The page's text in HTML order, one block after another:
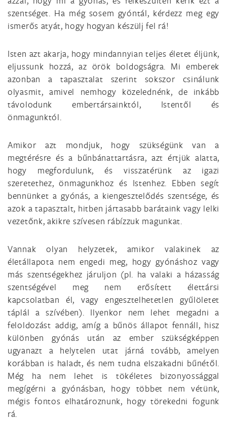
szentséget. Ha még sosem gyóntál, kérdezz meg egy
ismerős atyát, hogy hogyan készülj fel rá!
Isten azt akarja, hogy mindannyian teljes életet éljünk,
eljussunk hozzá, az örök boldogságra. Mi emberek
azonban a tapasztalat szerint sokszor csinálunk
olyasmit, amivel nemhogy közelednénk, de inkább
távolodunk embertársainktól, Istentől és
önmagunktól.
Amikor azt mondjuk, hogy szükségünk van a
megtérésre és a bűnbánattartásra, azt értjük alatta,
hogy megfordulunk, és visszatérünk az igazi
szeretethez, önmagunkhoz és Istenhez. Ebben segít
bennünket a gyónás, a kiengesztelődés szentsége, és
azok a tapasztalt, hitben jártasabb barátaink vagy lelki
vezetőnk, akikre szívesen rábízzuk magunkat.
Vannak olyan helyzetek, amikor valakinek az
életállapota nem engedi meg, hogy gyónáshoz vagy
más szentségekhez járuljon (pl. ha valaki a házasság
szentségével meg nem erősített élettársi
kapcsolatban él, vagy engesztelhetetlen gyűlöletet
táplál a szívében). Ilyenkor nem lehet megadni a
feloldozást addig, amíg a bűnös állapot fennáll, hisz
különben gyónás után az ember szükségképpen
ugyanazt a helytelen utat járná tovább, amelyen
korábban is haladt, és nem tudna elszakadni bűnétől.
Még ha nem lehet is tökéletes bizonyossággal
megígérni a gyónásban, hogy többet nem vétünk,
mégis fontos elhatároznunk, hogy törekedni fogunk
rá.